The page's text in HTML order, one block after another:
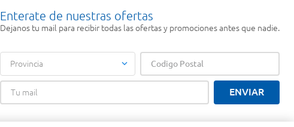
Enterate de nuestras ofertas
Dejanos tu mail para recibir todas las ofertas y promociones antes que nadie.
Provincia
ENVIAR